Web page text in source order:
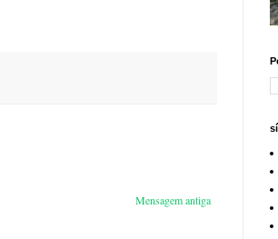
Mensagem antiga